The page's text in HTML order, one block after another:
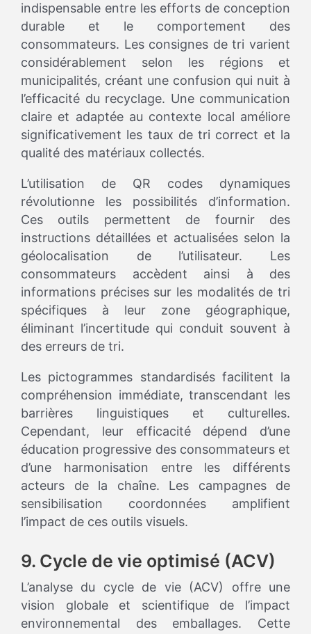
indispensable entre les efforts de conception
durable et le comportement des
consommateurs. Les consignes de tri varient
considérablement selon les régions et
municipalités, créant une confusion qui nuit à
l’efficacité du recyclage. Une communication
claire et adaptée au contexte local améliore
significativement les taux de tri correct et la
qualité des matériaux collectés.
L’utilisation de QR codes dynamiques
révolutionne les possibilités d’information.
Ces outils permettent de fournir des
instructions détaillées et actualisées selon la
géolocalisation de l’utilisateur. Les
consommateurs accèdent ainsi à des
informations précises sur les modalités de tri
spécifiques à leur zone géographique,
éliminant l’incertitude qui conduit souvent à
des erreurs de tri.
Les pictogrammes standardisés facilitent la
compréhension immédiate, transcendant les
barrières linguistiques et culturelles.
Cependant, leur efficacité dépend d’une
éducation progressive des consommateurs et
d’une harmonisation entre les différents
acteurs de la chaîne. Les campagnes de
sensibilisation coordonnées amplifient
l’impact de ces outils visuels.
9. Cycle de vie optimisé (ACV)
L’analyse du cycle de vie (ACV) offre une
vision globale et scientifique de l’impact
environnemental des emballages. Cette